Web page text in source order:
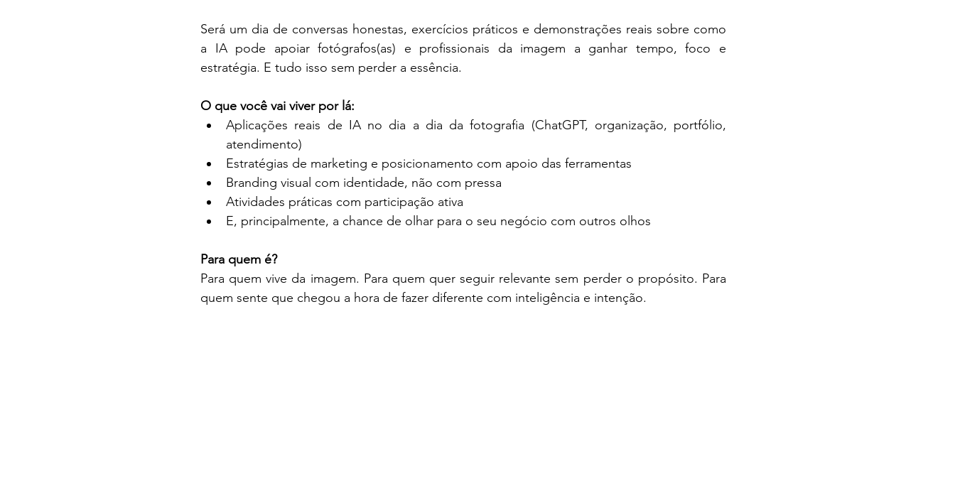
Será um dia de conversas honestas, exercícios práticos e demonstrações reais sobre como
a IA pode apoiar fotógrafos(as) e profissionais da imagem a ganhar tempo, foco e
estratégia. E tudo isso sem perder a essência.
O que você vai viver por lá:
Aplicações reais de IA no dia a dia da fotografia (ChatGPT, organização, portfólio,
atendimento)
Estratégias de marketing e posicionamento com apoio das ferramentas
Branding visual com identidade, não com pressa
Atividades práticas com participação ativa
E, principalmente, a chance de olhar para o seu negócio com outros olhos
Para quem é?
Para quem vive da imagem. Para quem quer seguir relevante sem perder o propósito. Para
quem sente que chegou a hora de fazer diferente com inteligência e intenção.